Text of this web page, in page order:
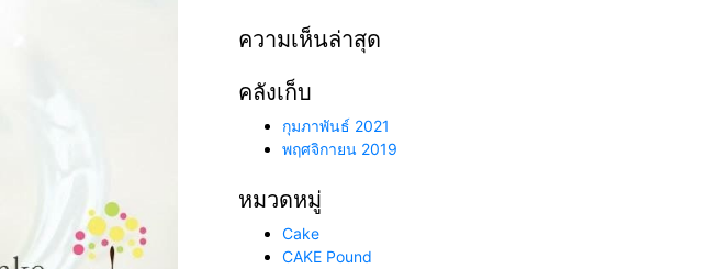
ความเห็นล่าสุด
คลังเก็บ
กุมภาพันธ์ 2021
พฤศจิกายน 2019
หมวดหมู่
Cake
CAKE Pound